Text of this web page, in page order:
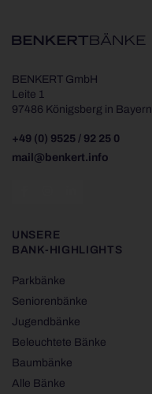
BENKERT GmbH
Leite 1
97486 Königsberg in Bayern
+49 (0) 9525 / 92 25 0
mail@benkert.info
UNSERE
BANK-HIGHLIGHTS
Parkbänke
Seniorenbänke
Jugendbänke
Beleuchtete Bänke
Baumbänke
Alle Bänke